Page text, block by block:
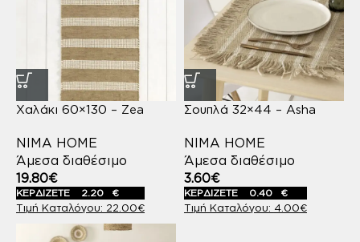
Χαλάκι 60×130 – Zea
NIMA HOME
Άμεσα διαθέσιμο
22.00€
19.80€
ΚΕΡΔΙΖΕΤΕ 2.20 €
Σουπλά 32×44 – Asha
NIMA HOME
Άμεσα διαθέσιμο
4.00€
3.60€
ΚΕΡΔΙΖΕΤΕ 0.40 €